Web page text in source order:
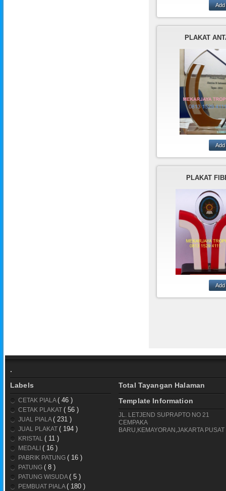
ANDA
PLAKAT
KEPERLUAN
KANTOR
ANDA?
HANYA
TROPHY
BEKERJA
WAKTU DAN
YANG
PLAKAT
MEKARJAYA
ADALAH
TERBUAT DARI
PLAKAT
MEKARJAYA
.
Labels
CETAK PIALA( 46 )
CETAK PLAKAT ( 56 )
JUAL PIALA( 231 )
JUAL PLAKAT ( 194 )
KRISTAL ( 11 )
MEDALI ( 16 )
PABRIK PATUNG ( 16 )
PATUNG ( 8 )
PATUNG WISUDA( 5 )
PEMBUAT PIALA( 180 )
Total Tayangan Halaman
Template Information
JL. LETJEND SUPRAPTO NO 21
CEMPAKA
BARU,KEMAYORAN,JAKARTA PUSAT